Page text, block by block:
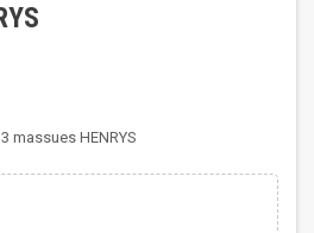
massues HENRYS